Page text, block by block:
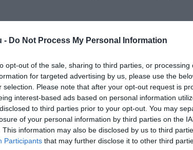
- Do Not Process My Personal Information
opt-out of the sale, sharing to third parties, or processing
for targeted advertising by us, please use the
selection. Please note that after your opt-out request is
interest-based ads based on personal information
to third parties prior to your opt-out. You may
of your personal information by third parties on the
This information may also be disclosed by us to third
Participants that may further disclose it to other third
gyűjtötte össze az idei adatokat. A feltüntetett
hogy számos strandon gyermek-, diák-, nyugdíjas- és
helyen alacsonyabb árakkal számolhatunk, azonline
díjat is hoz magával.